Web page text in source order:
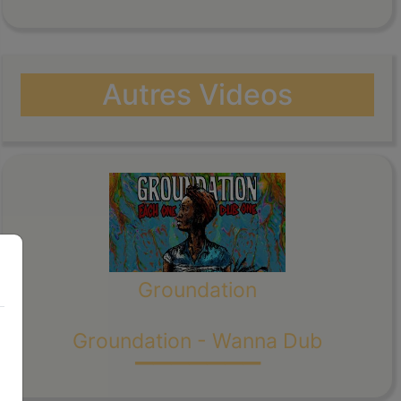
Autres Videos
Groundation
Groundation - Wanna Dub
_______